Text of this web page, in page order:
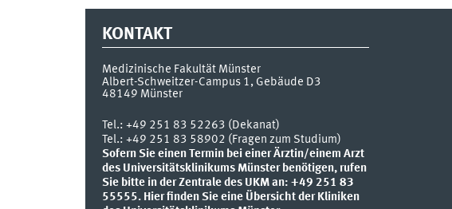
KONTAKT
Medizinische Fakultät Münster
Albert-Schweitzer-Campus 1, Gebäude D3
48149 Münster
Tel.: +49 251 83 52263 (Dekanat)
Tel.: +49 251 83 58902 (Fragen zum Studium)
Sofern Sie einen Termin bei einer Ärztin/einem Arzt
des Universitätsklinikums Münster benötigen, rufen
Sie bitte in der Zentrale des UKM an: +49 251 83
55555. Hier finden Sie eine Übersicht der Kliniken